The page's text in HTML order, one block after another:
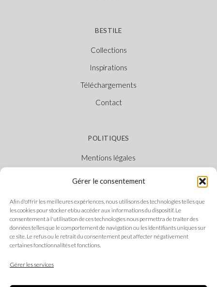
Gérer le consentement
Afin d'offrir les meilleures expériences, nous utilisons des technologies telles que
les cookies pour stocker et/ou accéder aux informations du dispositif. Le
consentement à l'utilisation de ces technologies nous permettra de traiter des
données telles que le comportement de navigation ou les identifiants uniques sur
ce site. Le refus ou le retrait du consentement peut affecter négativement
certaines fonctionnalités et fonctions.
Gérer les services
BESTILE
Collections
Inspirations
Téléchargements
Contact
POLITIQUES
Mentions légales
Canal Éthique
SUIVEZ-NOUS